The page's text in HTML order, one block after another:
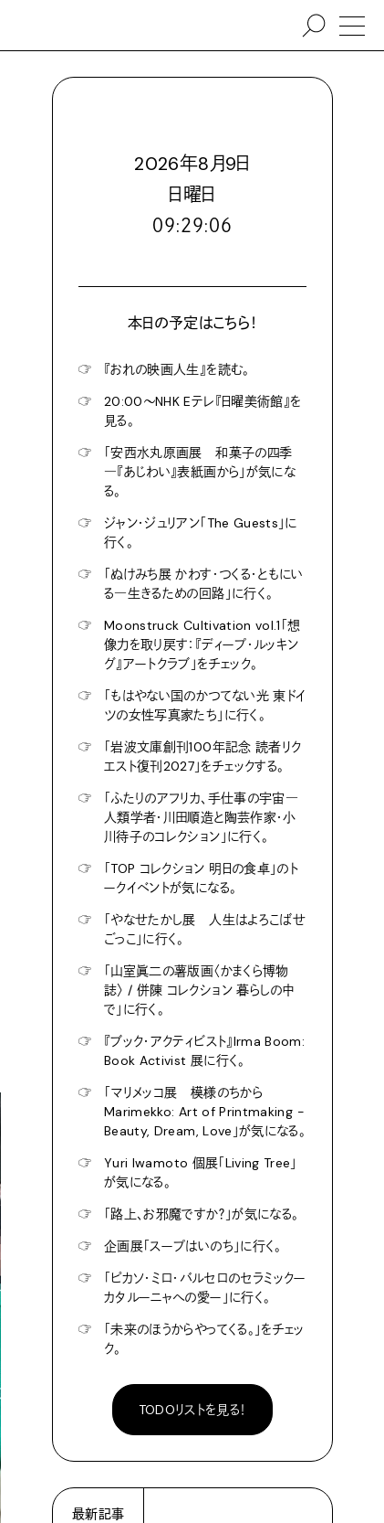
2026年8月9日
日曜日
０９:２９:０７
本日の予定はこちら！
☞
『おれの映画人生』を読む。
☞
20:00〜NHK Eテレ『日曜美術館』を
見る。
☞
「安西水丸原画展 和菓子の四季
―『あじわい』表紙画から」が気にな
る。
☞
ジャン・ジュリアン「The Guests」に
行く。
☞
「ぬけみち展 かわす・つくる・ともにい
る―生きるための回路」に行く。
☞
Moonstruck Cultivation vol.1「想
像力を取り戻す：『ディープ・ルッキン
グ』アートクラブ」をチェック。
☞
「もはやない国のかつてない光 東ドイ
ツの女性写真家たち」に行く。
☞
「岩波文庫創刊100年記念 読者リク
エスト復刊2027」をチェックする。
☞
「ふたりのアフリカ、手仕事の宇宙―
人類学者・川田順造と陶芸作家・小
川待子のコレクション」に行く。
☞
「TOP コレクション 明日の食卓」のト
ークイベントが気になる。
☞
「やなせたかし展 人生はよろこばせ
ごっこ」に行く。
☞
「山室眞二の薯版画〈かまくら博物
誌〉 / 併陳 コレクション 暮らしの中
で」に行く。
☞
『ブック・アクティビスト』Irma Boom:
Book Activist 展に行く。
☞
「マリメッコ展 模様のちから
Marimekko: Art of Printmaking -
Beauty, Dream, Love」が気になる。
☞
Yuri Iwamoto 個展「Living Tree」
が気になる。
☞
「路上、お邪魔ですか？」が気になる。
☞
企画展「スープはいのち」に行く。
☞
「ピカソ・ミロ・バルセロのセラミックー
カタルーニャへの愛ー」に行く。
☞
「未来のほうからやってくる。」をチェッ
ク。
TODOリストを見る！
最新記事